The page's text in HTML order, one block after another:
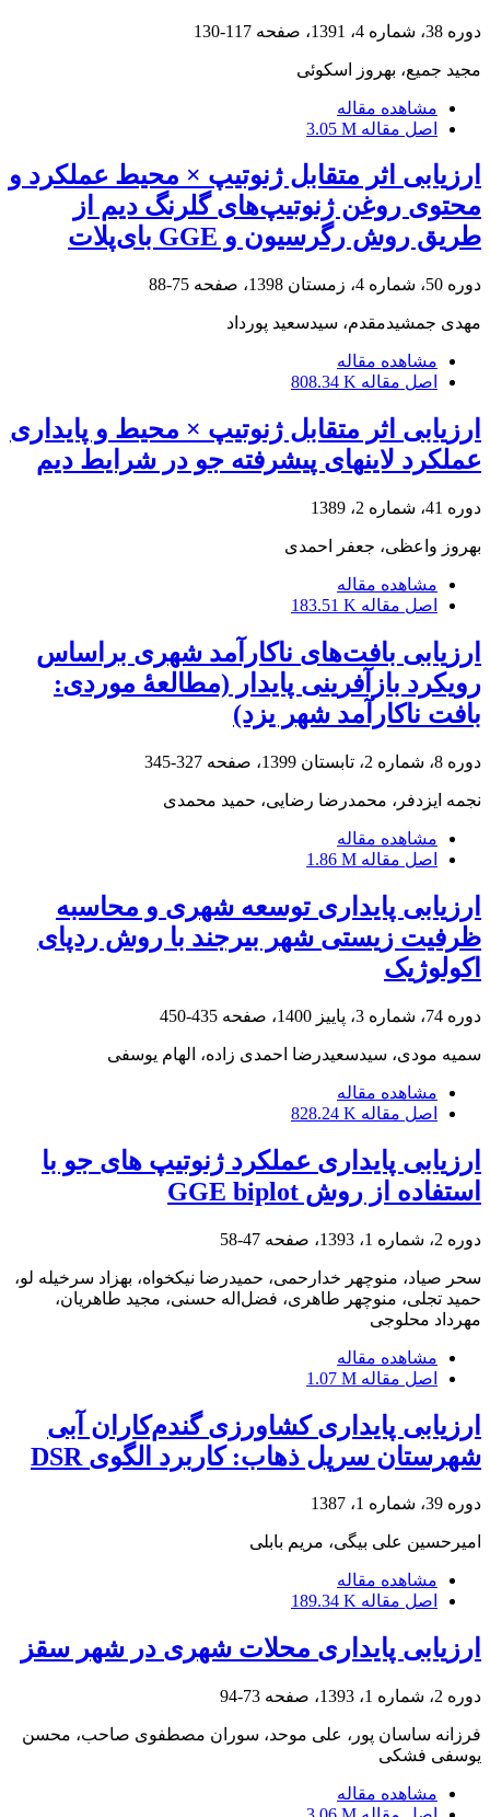
دوره 38، شماره 4، 1391، صفحه 117-130
مجید جمیع، بهروز اسکوئی
مشاهده مقاله
اصل مقاله 3.05 M
ارزیابی اثر متقابل ژنوتیپ × محیط عملکرد و
محتوی روغن ژنوتیپ‌های گلرنگ دیم از
طریق روش رگرسیون و GGE بای‌پلات
دوره 50، شماره 4، زمستان 1398، صفحه 75-88
مهدی جمشیدمقدم، سیدسعید پورداد
مشاهده مقاله
اصل مقاله 808.34 K
ارزیابی اثر متقابل ژنوتیپ × محیط و پایداری
عملکرد لاین‎های پیشرفته جو در شرایط دیم
دوره 41، شماره 2، 1389
بهروز واعظی، جعفر احمدی
مشاهده مقاله
اصل مقاله 183.51 K
ارزیابی بافت‌های ناکارآمد شهری براساس
رویکرد بازآفرینی پایدار (مطالعۀ موردی:
بافت ناکارآمد شهر یزد)
دوره 8، شماره 2، تابستان 1399، صفحه 327-345
نجمه ایزدفر، محمدرضا رضایی، حمید محمدی
مشاهده مقاله
اصل مقاله 1.86 M
ارزیابی پایداری توسعه شهری و محاسبه
ظرفیت زیستی شهر بیرجند با روش ردپای
اکولوژیک
دوره 74، شماره 3، پاییز 1400، صفحه 435-450
سمیه مودی، سیدسعیدرضا احمدی زاده، الهام یوسفی
مشاهده مقاله
اصل مقاله 828.24 K
ارزیابی پایداری عملکرد ژنوتیپ‏ های جو با
استفاده از روش GGE biplot
دوره 2، شماره 1، 1393، صفحه 47-58
سحر صیاد، منوچهر خدارحمی، حمیدرضا نیکخواه، بهزاد سرخی‏له لو،
حمید تجلی، منوچهر طاهری، فضل‌اله حسنی، مجید طاهریان،
مهرداد محلوجی
مشاهده مقاله
اصل مقاله 1.07 M
ارزیابی پایداری کشاورزی گندم‌کاران آبی
شهرستان سرپل ذهاب: کاربرد الگوی DSR
دوره 39، شماره 1، 1387
امیرحسین علی بیگی، مریم بابلی
مشاهده مقاله
اصل مقاله 189.34 K
ارزیابی پایداری محلات شهری در شهر سقز
دوره 2، شماره 1، 1393، صفحه 73-94
فرزانه ساسان پور، علی موحد، سوران مصطفوی صاحب، محسن
یوسفی فشکی
مشاهده مقاله